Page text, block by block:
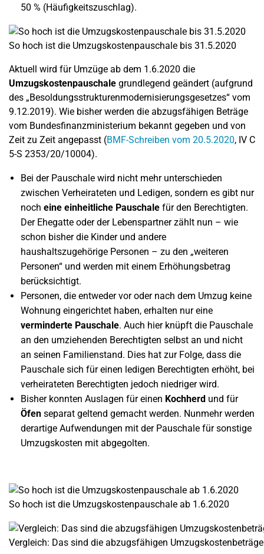
50 % (Häufigkeitszuschlag).
So hoch ist die Umzugskostenpauschale bis 31.5.2020
Aktuell wird für Umzüge ab dem 1.6.2020 die
Umzugskostenpauschale grundlegend geändert (aufgrund
des „Besoldungsstrukturenmodernisierungsgesetzes“ vom
9.12.2019). Wie bisher werden die abzugsfähigen Beträge
vom Bundesfinanzministerium bekannt gegeben und von
Zeit zu Zeit angepasst (BMF-Schreiben vom 20.5.2020, IV C
5-S 2353/20/10004).
Bei der Pauschale wird nicht mehr unterschieden
zwischen Verheirateten und Ledigen, sondern es gibt nur
noch eine einheitliche Pauschale für den Berechtigten.
Der Ehegatte oder der Lebenspartner zählt nun – wie
schon bisher die Kinder und andere
haushaltszugehörige Personen – zu den „weiteren
Personen“ und werden mit einem Erhöhungsbetrag
berücksichtigt.
Personen, die entweder vor oder nach dem Umzug keine
Wohnung eingerichtet haben, erhalten nur eine
verminderte Pauschale. Auch hier knüpft die Pauschale
an den umziehenden Berechtigten selbst an und nicht
an seinen Familienstand. Dies hat zur Folge, dass die
Pauschale sich für einen ledigen Berechtigten erhöht, bei
verheirateten Berechtigten jedoch niedriger wird.
Bisher konnten Auslagen für einen Kochherd und für
Öfen separat geltend gemacht werden. Nunmehr werden
derartige Aufwendungen mit der Pauschale für sonstige
Umzugskosten mit abgegolten.
So hoch ist die Umzugskostenpauschale ab 1.6.2020
Vergleich: Das sind die abzugsfähigen Umzugskostenbeträge